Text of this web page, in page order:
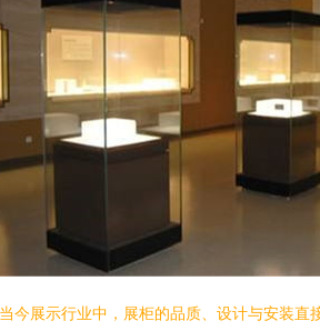
今展示行业中，展柜的品质、设计与安装直